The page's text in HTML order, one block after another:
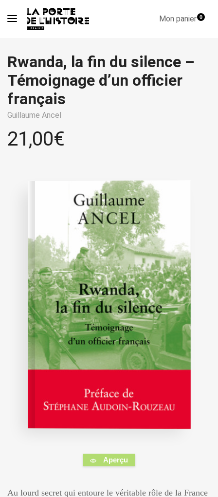
Mon panier0
Rwanda, la fin du silence –
Témoignage d’un officier
français
Guillaume Ancel
21,00€
Aperçu
Au lourd secret qui entoure le véritable rôle de la France